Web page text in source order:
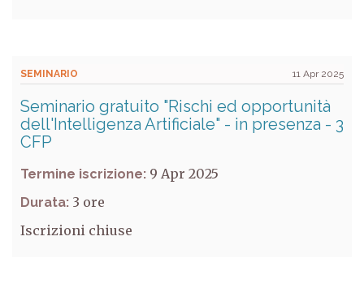
SEMINARIO 11 Apr 2025
Seminario gratuito "Rischi ed opportunità
dell'Intelligenza Artificiale" - in presenza - 3
CFP
Termine iscrizione: 9 Apr 2025
Durata: 3
Iscrizioni chiuse